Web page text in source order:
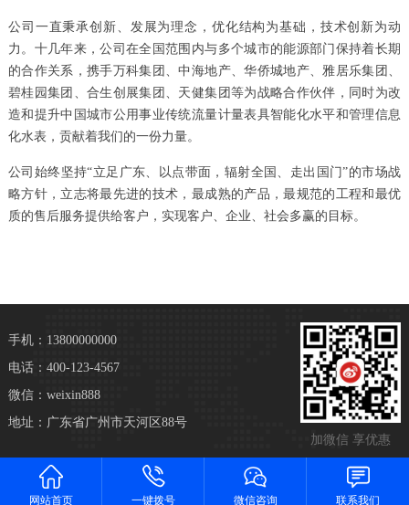
公司一直秉承创新、发展为理念，优化结构为基础，技术创新为动
力。十几年来，公司在全国范围内与多个城市的能源部门保持着长期
的合作关系，携手万科集团、中海地产、华侨城地产、雅居乐集团、
碧桂园集团、合生创展集团、天健集团等为战略合作伙伴，同时为改
造和提升中国城市公用事业传统流量计量表具智能化水平和管理信息
化水表，贡献着我们的一份力量。
公司始终坚持“立足广东、以点带面，辐射全国、走出国门”的市场战
略方针，立志将最先进的技术，最成熟的产品，最规范的工程和最优
质的售后服务提供给客户，实现客户、企业、社会多赢的目标。
加微信 享优惠
手机：13800000000
电话：400-123-4567
微信：weixin888
地址：广东省广州市天河区88号
网站首页 一键拨号 微信咨询 联系我们